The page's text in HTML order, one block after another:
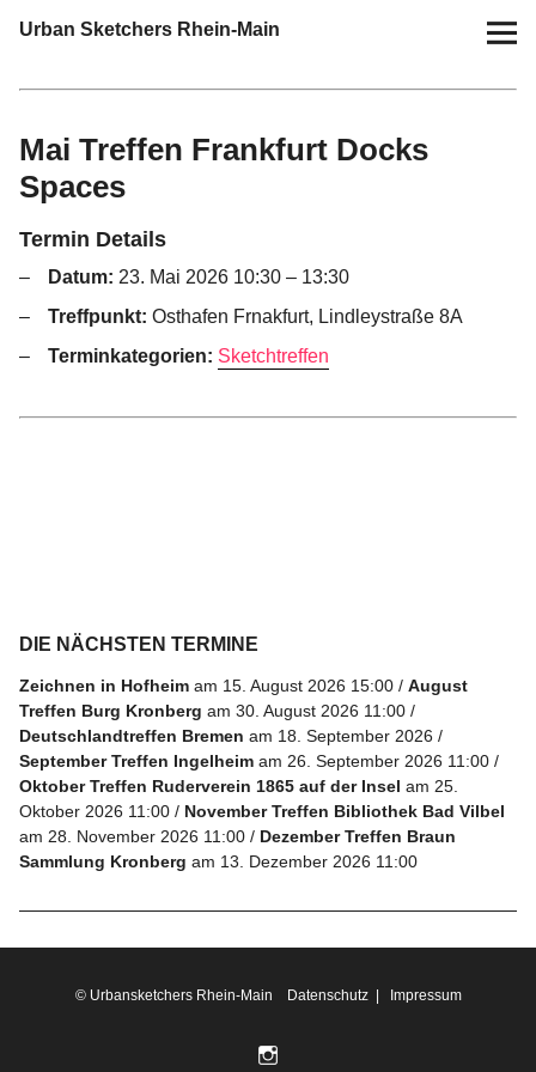
Urban Sketchers Rhein-Main
Home
Termine
10 Jahre USk Rhein-Main
Zeichen-Projekte
Blog
Info
uns
Instagram
Info
Mai Treffen Frankfurt Docks
Spaces
Termin Details
Datum: 23. Mai 2026 10:30 – 13:30
Treffpunkt: Osthafen Frnakfurt, Lindleystraße 8A
Terminkategorien: Sketchtreffen
DIE NÄCHSTEN TERMINE
Zeichnen in Hofheim am 15. August 2026 15:00
August
Treffen Burg Kronberg am 30. August 2026 11:00
Deutschlandtreffen Bremen am 18. September 2026
September Treffen Ingelheim am 26. September 2026 11:00
Oktober Treffen Ruderverein 1865 auf der Insel am 25.
Oktober 2026 11:00
November Treffen Bibliothek Bad Vilbel
am 28. November 2026 11:00
Dezember Treffen Braun
Sammlung Kronberg am 13. Dezember 2026 11:00
© Urbansketchers Rhein-Main Datenschutz| Impressum